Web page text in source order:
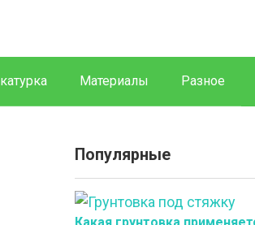
Материалы Разное
Популярные